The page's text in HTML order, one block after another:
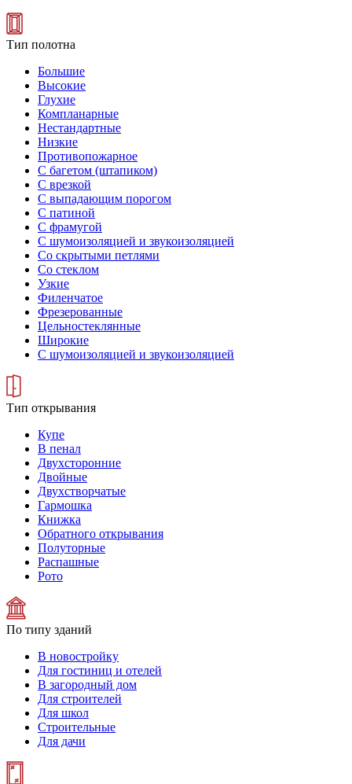
Тип полотна
Большие
Высокие
Глухие
Компланарные
Нестандартные
Низкие
Противопожарное
С багетом (штапиком)
С врезкой
С выпадающим порогом
С патиной
С фрамугой
С шумоизоляцией и звукоизоляцией
Со скрытыми петлями
Со стеклом
Узкие
Филенчатое
Фрезерованные
Цельностеклянные
Широкие
С шумоизоляцией и звукоизоляцией
Тип открывания
Купе
В пенал
Двухсторонние
Двойные
Двухстворчатые
Гармошка
Книжка
Обратного открывания
Полуторные
Распашные
Рото
По типу зданий
В новостройку
Для гостиниц и отелей
В загородный дом
Для строителей
Для школ
Строительные
Для дачи